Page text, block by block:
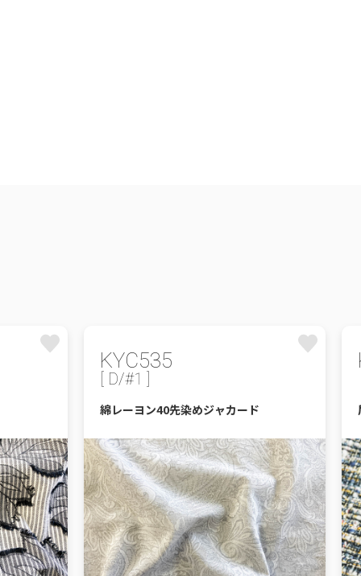
KYC535
[ D/#1 ]
綿レーヨン40先染めジャカード